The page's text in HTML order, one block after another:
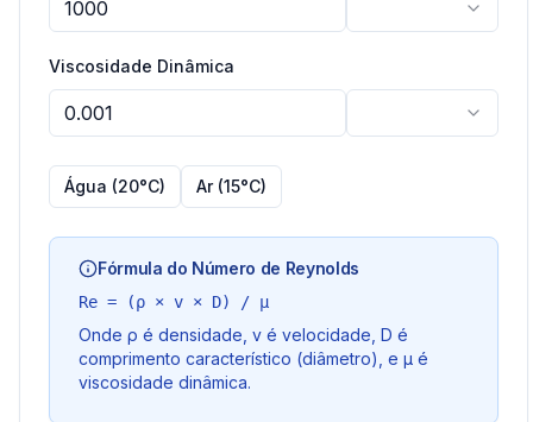
Viscosidade Dinâmica
Água (20°C) Ar (15°C)
Fórmula do Número de Reynolds
Re = (ρ × v × D) / μ
Onde ρ é densidade, v é velocidade, D é
comprimento característico (diâmetro), e μ é
viscosidade dinâmica.